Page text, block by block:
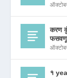
करण
१